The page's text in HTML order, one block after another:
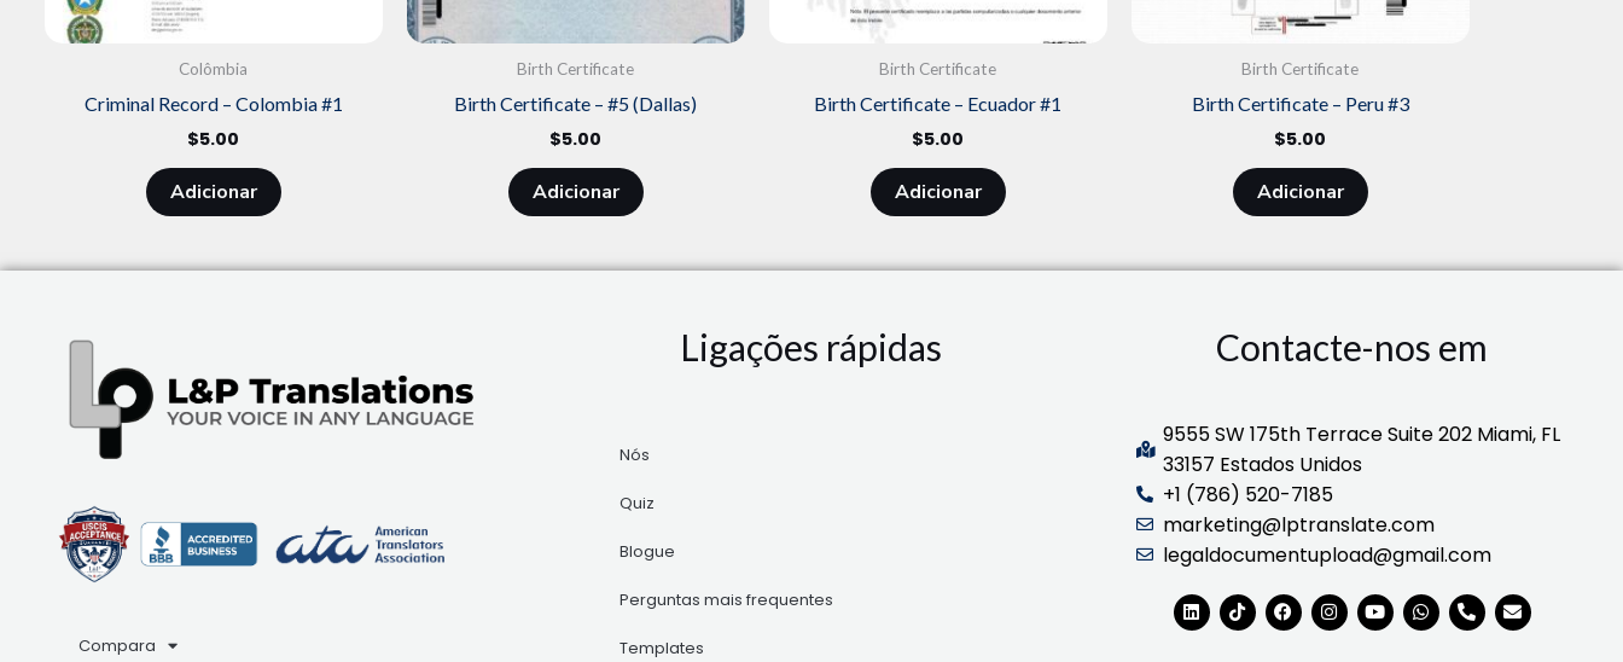
Colômbia
Criminal Record – Colombia #1
$5.00
Adicionar
Birth Certificate
Birth Certificate – #5 (Dallas)
$5.00
Adicionar
Birth Certificate
Birth Certificate – Ecuador #1
$5.00
Adicionar
Birth Certificate
Birth Certificate – Peru #3
$5.00
Adicionar
Compara
Ligações rápidas
Nós
Quiz
Blogue
Perguntas mais frequentes
Templates
Contacte-nos em
9555 SW 175th Terrace Suite 202 Miami, FL
33157 Estados Unidos
+1 (786) 520-7185
marketing@lptranslate.com
legaldocumentupload@gmail.com
L
i
n
T
i
k
F
a
c
I
n
s
Y
o
u
W
h
a
T
e
l
E
n
v